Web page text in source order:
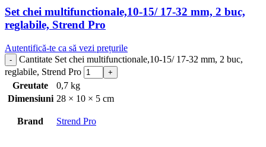
Set chei multifunctionale,10-15/ 17-32 mm, 2 buc,
reglabile, Strend Pro
Autentifică-te ca să vezi prețurile
Cantitate Set chei multifunctionale,10-15/ 17-32 mm, 2 buc,
reglabile, Strend Pro
Greutate
0,7 kg
Dimensiuni 28 × 10 × 5 cm
Brand Strend Pro